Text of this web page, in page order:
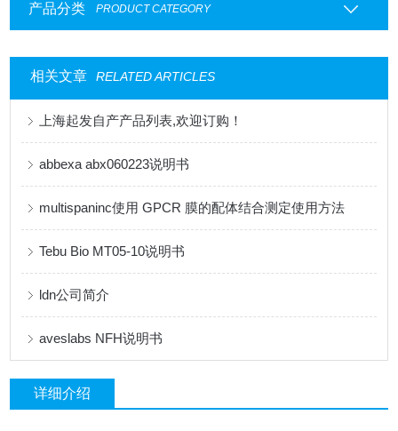
产品分类 PRODUCT CATEGORY
相关文章 RELATED ARTICLES
上海起发自产产品列表,欢迎订购！
abbexa abx060223说明书
multispaninc使用 GPCR 膜的配体结合测定使用方法
Tebu Bio MT05-10说明书
ldn公司简介
aveslabs NFH说明书
详细介绍